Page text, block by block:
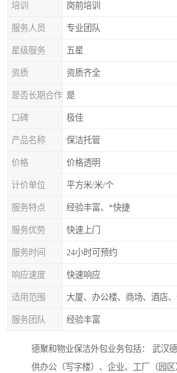
培训 岗前培训
服务人员 专业团队
星级服务 五星
资质 资质齐全
是否长期合作 是
口碑 极佳
产品名称 保洁托管
价格 价格透明
计价单位 平方米/米/个
服务特点 经验丰富、*快捷
服务优势 快速上门
服务时间 24小时可预约
响应速度 快速响应
适用范围 大厦、办公楼、商场、酒店
服务团队 经验丰富
德聚和物业保洁外包业务包括： 武汉
供办公（写字楼）、企业、工厂（园